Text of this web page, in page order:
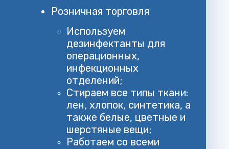
Розничная торговля
Используем
дезинфектанты для
операционных,
инфекционных
отделений;
Стираем все типы ткани:
лен, хлопок, синтетика, а
также белые, цветные и
шерстяные вещи;
Работаем со всеми